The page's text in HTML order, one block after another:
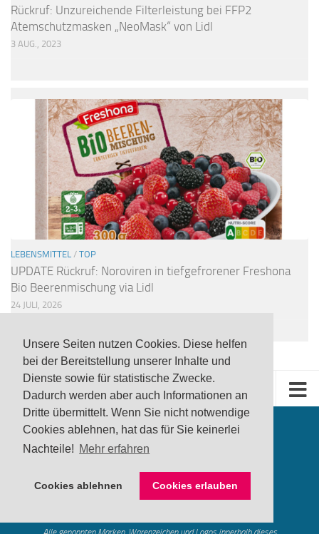
Unsere Seiten nutzen Cookies. Diese helfen
bei der Bereitstellung unserer Inhalte und
Dienste sowie für statistische Zwecke.
Dadurch werden aber auch Informationen an
Dritte übermittelt. Wenn Sie nicht notwendige
Cookies ablehnen, hat das für Sie keinerlei
Nachteile! Mehr erfahren
Cookies ablehnen Cookies erlauben
Rückruf: Unzureichende Filterleistung bei FFP2
Atemschutzmasken „NeoMask“ von Lidl
3 AUG., 2023
LEBENSMITTEL / TOP
UPDATE Rückruf: Noroviren in tiefgefrorener Freshona
Bio Beerenmischung via Lidl
24 JULI, 2026
produktwarnung.eu- 2007-2026